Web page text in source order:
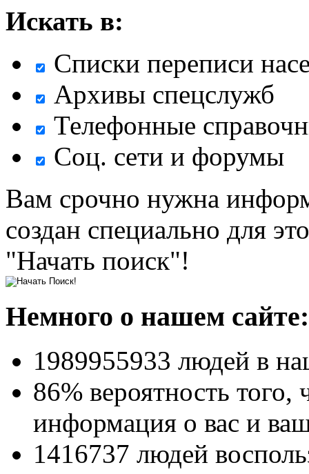
Искать в:
Списки переписи
Архивы спецслужб
Телефонные
Соц. сети и форумы
Вам срочно нужна
создан специально для
"Начать поиск"!
Немного о нашем сайте:
1989955933 людей в
86% вероятность того,
информация о вас и
1416737 людей